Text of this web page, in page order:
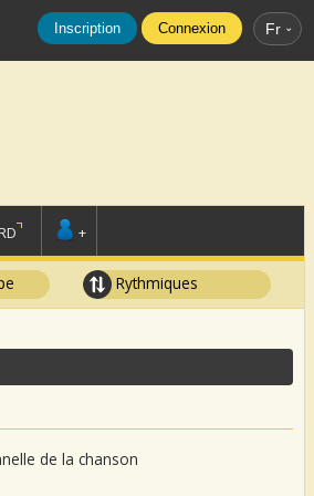
Inscription Connexion Fr
+
Rythmiques
de la chanson